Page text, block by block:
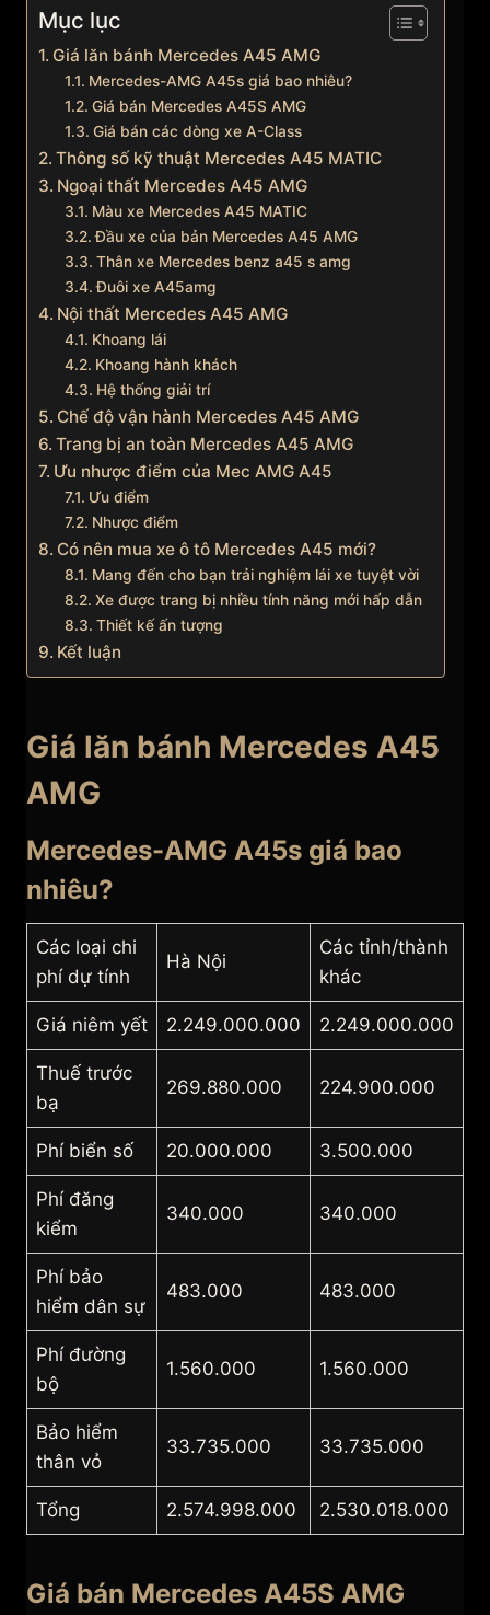
Mục lục
Giá lăn bánh Mercedes A45 AMG
Mercedes-AMG A45s giá bao nhiêu?
Giá bán Mercedes A45S AMG
Giá bán các dòng xe A-Class
Thông số kỹ thuật Mercedes A45 MATIC
Ngoại thất Mercedes A45 AMG
Màu xe Mercedes A45 MATIC
Đầu xe của bản Mercedes A45 AMG
Thân xe Mercedes benz a45 s amg
Đuôi xe A45amg
Nội thất Mercedes A45 AMG
Khoang lái
Khoang hành khách
Hệ thống giải trí
Chế độ vận hành Mercedes A45 AMG
Trang bị an toàn Mercedes A45 AMG
Ưu nhược điểm của Mec AMG A45
Ưu điểm
Nhược điểm
Có nên mua xe ô tô Mercedes A45 mới?
Mang đến cho bạn trải nghiệm lái xe tuyệt vời
Xe được trang bị nhiều tính năng mới hấp dẫn
Thiết kế ấn tượng
Kết luận
Giá lăn bánh Mercedes A45
AMG
Mercedes-AMG A45s giá bao
nhiêu?
Các loại chi
phí dự tính
Hà Nội
Các tỉnh/thành
khác
Giá niêm yết 2.249.000.000 2.249.000.000
Thuế trước
bạ
269.880.000 224.900.000
Phí biển số 20.000.000 3.500.000
Phí đăng
kiểm
340.000 340.000
Phí bảo
hiểm dân sự
483.000 483.000
Phí đường
bộ
1.560.000 1.560.000
Bảo hiểm
thân vỏ
33.735.000 33.735.000
Tổng 2.574.998.000 2.530.018.000
Giá bán Mercedes A45S AMG